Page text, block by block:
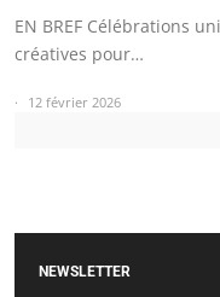
EN BREF Célébrations
créatives pour…
12 février 2026
NEWSLETTER